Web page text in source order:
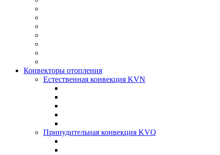
Конвекторы отопления
Естественная конвекция KVN
Принудительная конвекция KVQ